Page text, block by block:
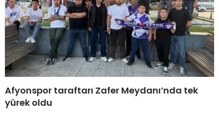
Afyonspor taraftarı Zafer Meydanı’nda tek
yürek oldu